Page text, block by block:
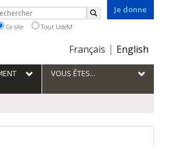
Je donne
Choix
la
langue
Français English
Rechercher
Ce site Tout UdeM
VOUS ÊTES...